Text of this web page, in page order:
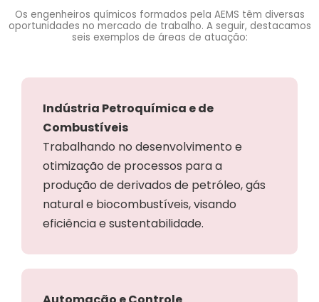
Os engenheiros químicos formados pela AEMS têm diversas
oportunidades no mercado de trabalho. A seguir, destacamos
seis exemplos de áreas de atuação:
Indústria Petroquímica e de
Combustíveis
Trabalhando no desenvolvimento e
otimização de processos para a
produção de derivados de petróleo, gás
natural e biocombustíveis, visando
eficiência e sustentabilidade.